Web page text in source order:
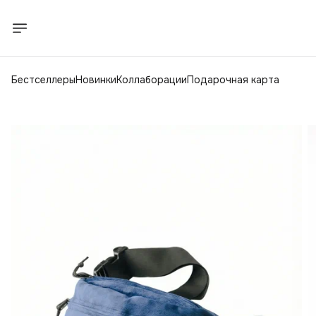
БестселлерыНовинкиКоллаборацииПодарочная карта